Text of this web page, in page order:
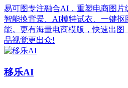
易可图专注融合AI，重塑电商图
智能换背景、AI模特试衣、一键抠
能。更有海量电商模版，快速出
品视觉更出众!
移乐AI